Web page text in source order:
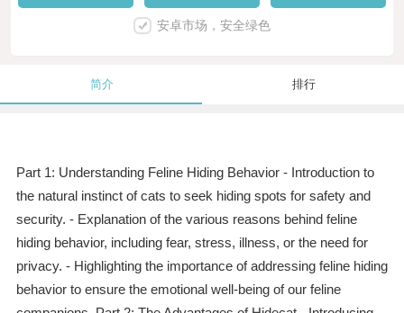
安卓市场，安全绿色
简介 排行
Part 1: Understanding Feline Hiding Behavior - Introduction to
the natural instinct of cats to seek hiding spots for safety and
security. - Explanation of the various reasons behind feline
hiding behavior, including fear, stress, illness, or the need for
privacy. - Highlighting the importance of addressing feline hiding
behavior to ensure the emotional well-being of our feline